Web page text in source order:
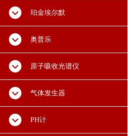
珀金埃尔默
奥普乐
原子吸收光谱仪
气体发生器
PH计